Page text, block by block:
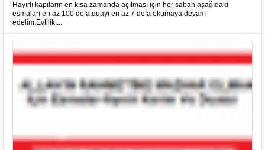
Hayırlı kapıların en kısa zamanda açılması için her sabah aşağıdaki
esmaları en az 100 defa,duayı en az 7 defa okumaya devam
edelim.Evlilik,...